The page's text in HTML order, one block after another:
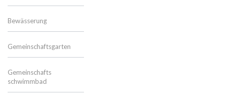
Bewässerung
Gemeinschaftsgarten
Gemeinschafts
schwimmbad